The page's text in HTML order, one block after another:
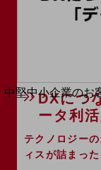
最新の導入事例や注目の
中堅中小企業のお
NTTドコモビジネ
ビジネスお役立ち
旬な話題やお役立ち資料
解決するヒントをお届け
DXにつ
ータ利
テクノロジー
ィスが詰まっ